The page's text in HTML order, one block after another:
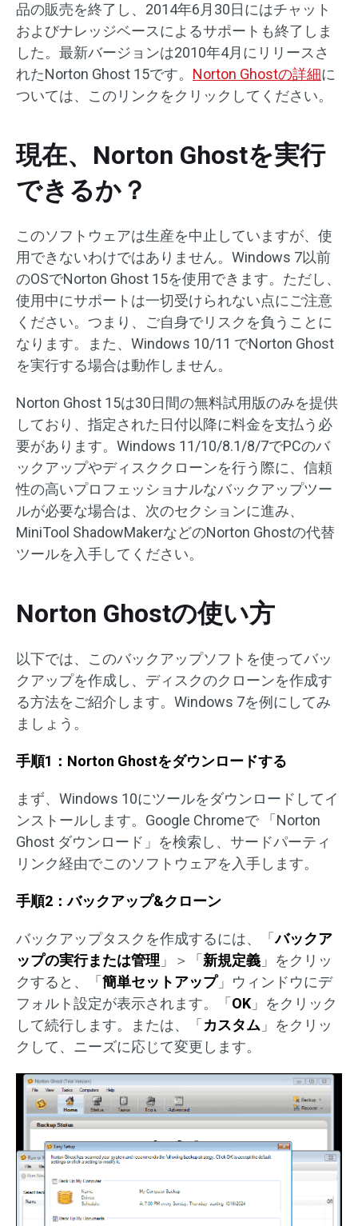
品の販売を終了し、2014年6月30日にはチャット
およびナレッジベースによるサポートも終了しま
した。最新バージョンは2010年4月にリリースさ
れたNorton Ghost 15です。 Norton Ghostの詳細に
ついては、このリンクをクリックしてください。
現在、Norton Ghostを実行
できるか？
このソフトウェアは生産を中止していますが、使
用できないわけではありません。Windows 7以前
のOSでNorton Ghost 15を使用できます。ただし、
使用中にサポートは一切受けられない点にご注意
ください。つまり、ご自身でリスクを負うことに
なります。また、Windows 10/11 でNorton Ghost
を実行する場合は動作しません。
Norton Ghost 15は30日間の無料試用版のみを提供
しており、指定された日付以降に料金を支払う必
要があります。Windows 11/10/8.1/8/7でPCのバ
ックアップやディスククローンを行う際に、信頼
性の高いプロフェッショナルなバックアップツー
ルが必要な場合は、次のセクションに進み、
MiniTool ShadowMakerなどのNorton Ghostの代替
ツールを入手してください。
Norton Ghostの使い方
以下では、このバックアップソフトを使ってバッ
クアップを作成し、ディスクのクローンを作成す
る方法をご紹介します。Windows 7を例にしてみ
ましょう。
手順1：Norton Ghostをダウンロードする
まず、Windows 10にツールをダウンロードしてイ
ンストールします。Google Chromeで 「Norton
Ghost ダウンロード」を検索し、サードパーティ
リンク経由でこのソフトウェアを入手します。
手順2：バックアップ&クローン
バックアップタスクを作成するには、「バックア
ップの実行または管理 」＞「 新規定義 」をクリッ
クすると、「 簡単セットアップ」ウィンドウにデ
フォルト設定が表示されます。「 OK 」をクリック
して続行します。または、「 カスタム 」をクリッ
クして、ニーズに応じて変更します。